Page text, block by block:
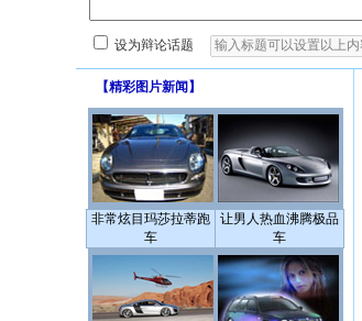
设为辩论话题
【精彩图片新闻 】
非常炫目玛莎拉蒂跑
车
让男人热血沸腾极品
车